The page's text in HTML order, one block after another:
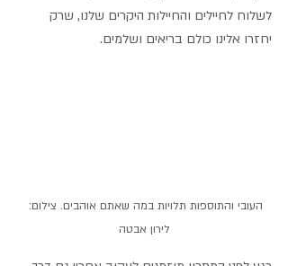
לשלוח לחיילים והחיילות היקרים שלנו, שרק
יחזרו אלינו כולם בריאים ושלמים.
העובי והתוספות תלויות במה שאתם אוהבים. צילום:
לירון אבטה